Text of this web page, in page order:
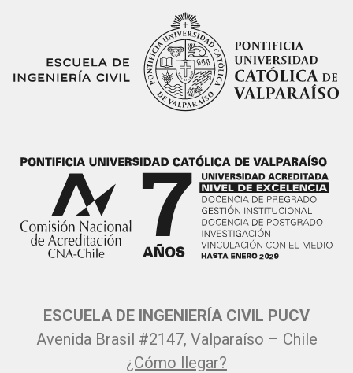
ESCUELA DE INGENIERÍA CIVIL PUCV
Avenida Brasil #2147, Valparaíso – Chile
¿Cómo llegar?